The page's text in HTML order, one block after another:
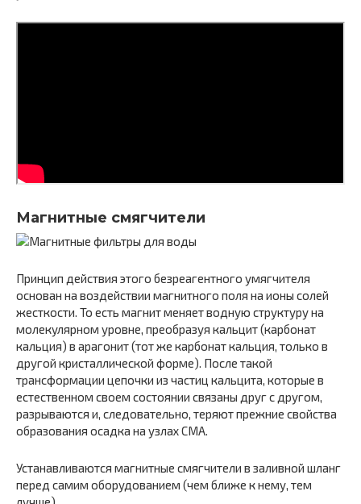
Магнитные смягчители
Принцип действия этого безреагентного умягчителя
основан на воздействии магнитного поля на ионы солей
жесткости. То есть магнит меняет водную структуру на
молекулярном уровне, преобразуя кальцит (карбонат
кальция) в арагонит (тот же карбонат кальция, только в
другой кристаллической форме). После такой
трансформации цепочки из частиц кальцита, которые в
естественном своем состоянии связаны друг с другом,
разрываются и, следовательно, теряют прежние свойства
образования осадка на узлах СМА.
Устанавливаются магнитные смягчители в заливной шланг
перед самим оборудованием (чем ближе к нему, тем